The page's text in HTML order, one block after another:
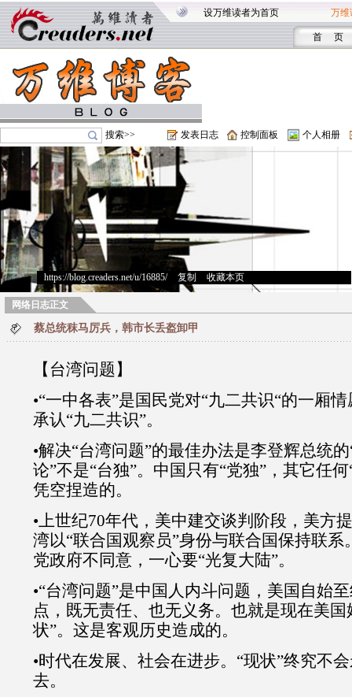
设万维读者为首页 万维
首 页
搜索>> 发表日志 控制面板 个人相册
https://blog.creaders.net/u/16885/> 复制 收藏本页
网络日志正文
蔡总统秣马厉兵，韩市长丢盔卸甲
【台湾问题】
•“一中各表”是国民党对“九二共识“的一厢
承认“九二共识”。
•解决“台湾问题”的最佳办法是李登辉总统
论”不是“台独”。中国只有“党独”，其它任
凭空捏造的。
•上世纪70年代，美中建交谈判阶段，美方
湾以“联合国观察员”身份与联合国保持联
党政府不同意，一心要“光复大陆”。
•“台湾问题”是中国人内斗问题，美国自始
点，既无责任、也无义务。也就是现在美
状”。这是客观历史造成的。
•时代在发展、社会在进步。“现状”终究不
去。